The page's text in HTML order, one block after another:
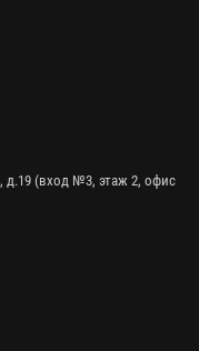
д.19 (вход №3, этаж 2, офис